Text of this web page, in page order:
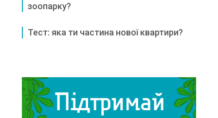
зоопарку?
Тест: яка ти частина нової квартири?